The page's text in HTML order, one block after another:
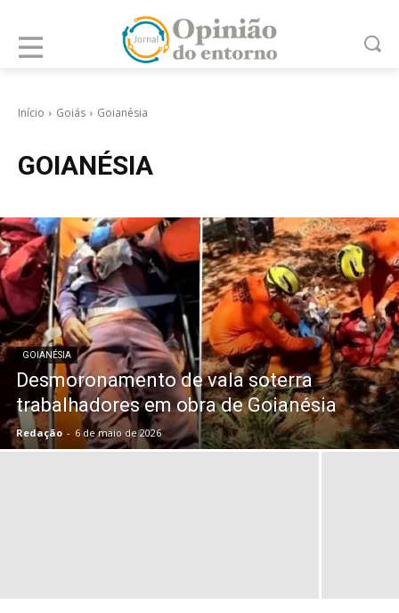
Início Goiás Goianésia
GOIANÉSIA
GOIANÉSIA
Desmoronamento de vala soterra
trabalhadores em obra de Goianésia
Redação - 6 de maio de 2026